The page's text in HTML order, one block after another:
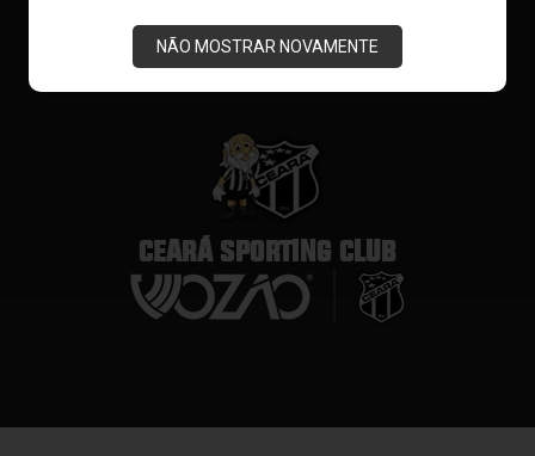
NÃO MOSTRAR NOVAMENTE
CEARÁ SPORTING CLUB